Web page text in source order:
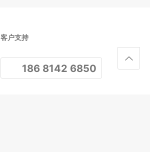
客户支持
186 8142 6850